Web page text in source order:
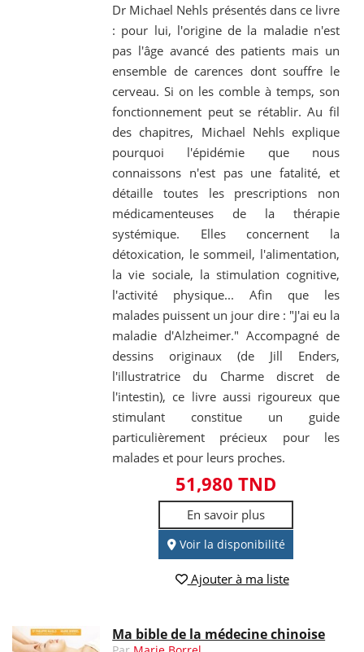
Dr Michael Nehls présentés dans ce livre
: pour lui, l'origine de la maladie n'est
pas l'âge avancé des patients mais un
ensemble de carences dont souffre le
cerveau. Si on les comble à temps, son
fonctionnement peut se rétablir. Au fil
des chapitres, Michael Nehls explique
pourquoi l'épidémie que nous
connaissons n'est pas une fatalité, et
détaille toutes les prescriptions non
médicamenteuses de la thérapie
systémique. Elles concernent la
détoxication, le sommeil, l'alimentation,
la vie sociale, la stimulation cognitive,
l'activité physique... Afin que les
malades puissent un jour dire : "J'ai eu la
maladie d'Alzheimer." Accompagné de
dessins originaux (de Jill Enders,
l'illustratrice du Charme discret de
l'intestin), ce livre aussi rigoureux que
stimulant constitue un guide
particulièrement précieux pour les
malades et pour leurs proches.
51,980 TND
En savoir plus
Voir la disponibilité
Ajouter à ma liste
Ma bible de la médecine chinoise